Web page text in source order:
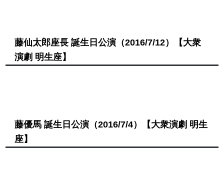
藤仙太郎座長 誕生日公演（2016/7/12）
【大衆
演劇 明生座】
藤優馬 誕生日公演（2016/7/4）
【大衆演劇 明生
座】